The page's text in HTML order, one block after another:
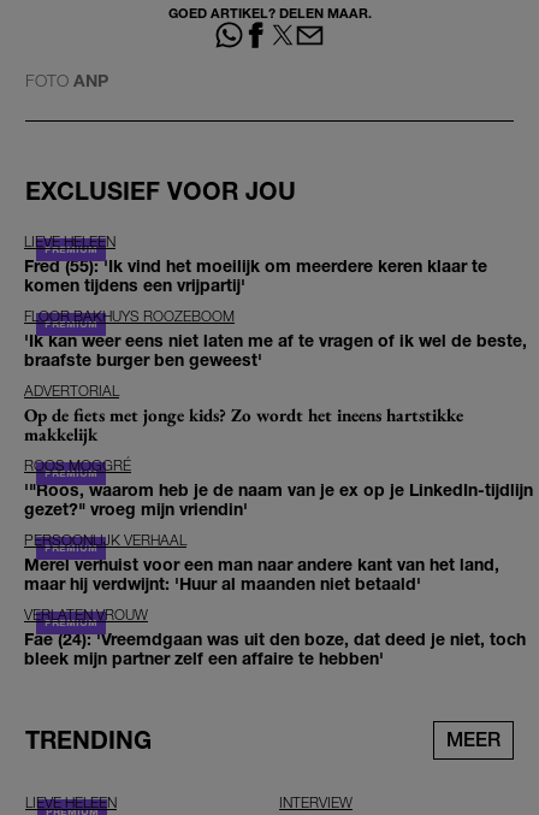
GOED ARTIKEL? DELEN MAAR.
FOTO ANP
EXCLUSIEF VOOR JOU
LIEVE HELEEN
Fred (55): 'Ik vind het moeilijk om meerdere keren klaar te
komen tijdens een vrijpartij'
FLOOR BAKHUYS ROOZEBOOM
'Ik kan weer eens niet laten me af te vragen of ik wel de beste,
braafste burger ben geweest'
ADVERTORIAL
Op de fiets met jonge kids? Zo wordt het ineens hartstikke
makkelijk
ROOS MOGGRÉ
'"Roos, waarom heb je de naam van je ex op je LinkedIn-tijdlijn
gezet?" vroeg mijn vriendin'
PERSOONLIJK VERHAAL
Merel verhuist voor een man naar andere kant van het land,
maar hij verdwijnt: 'Huur al maanden niet betaald'
VERLATEN VROUW
Fae (24): 'Vreemdgaan was uit den boze, dat deed je niet, toch
bleek mijn partner zelf een affaire te hebben'
TRENDING MEER
LIEVE HELEEN INTERVIEW